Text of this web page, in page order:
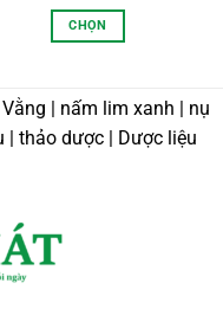
CHỌN
này
nhiều
Vằng | nấm lim xanh | nụ
| thảo dược | Dược liệu